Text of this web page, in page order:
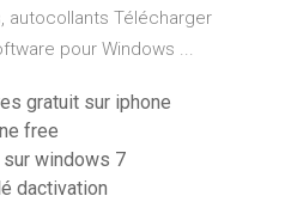
autocollants Télécharger
pour Windows ...
gratuit sur iphone
free
windows 7
dactivation